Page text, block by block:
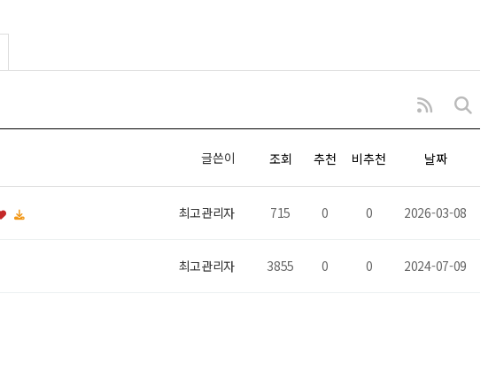
글쓴이 조회 추천 비추천 날짜
최고관리자 715 0 0 2026-03-08
최고관리자 3855 0 0 2024-07-09